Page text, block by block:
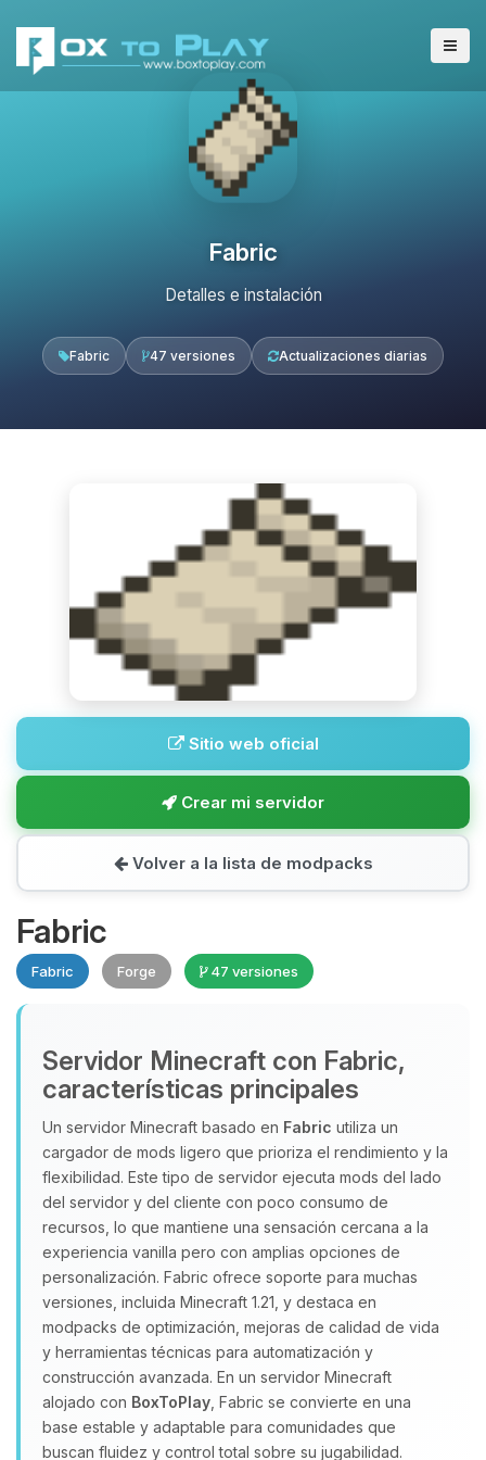
Fabric
Detalles e instalación
Fabric 47 versiones Actualizaciones diarias
Sitio web oficial
Crear mi servidor
Volver a la lista de modpacks
Fabric
Fabric Forge 47 versiones
Servidor Minecraft con Fabric,
características principales
Un servidor Minecraft basado en Fabric utiliza un
cargador de mods ligero que prioriza el rendimiento y la
flexibilidad. Este tipo de servidor ejecuta mods del lado
del servidor y del cliente con poco consumo de
recursos, lo que mantiene una sensación cercana a la
experiencia vanilla pero con amplias opciones de
personalización. Fabric ofrece soporte para muchas
versiones, incluida Minecraft 1.21, y destaca en
modpacks de optimización, mejoras de calidad de vida
y herramientas técnicas para automatización y
construcción avanzada. En un servidor Minecraft
alojado con BoxToPlay , Fabric se convierte en una
base estable y adaptable para comunidades que
buscan fluidez y control total sobre su jugabilidad.
Yupi, por fin alguien con quien
hablar! Soy Choupy, tu pequeno
asistente de BoxToPlay. Cuentame
que necesitas y moveré mis
pequenos circuitos para ayudarte.
07/08/2026 06:51